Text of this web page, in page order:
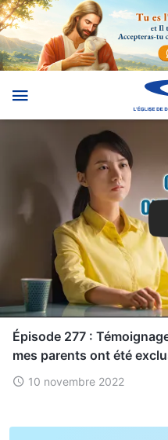
Épisode 277 :
mes parents ont été
10 novembre 2022